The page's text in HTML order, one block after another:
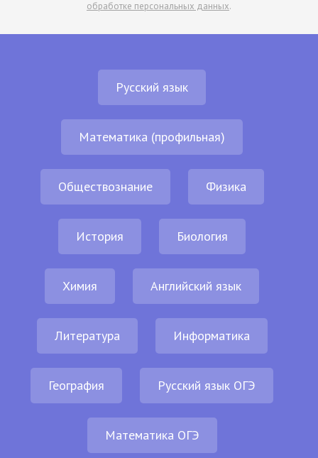
обработке персональных данных.
Русский язык
Математика (профильная)
Обществознание Физика
История Биология
Химия Английский язык
Литература Информатика
География Русский язык ОГЭ
Математика ОГЭ